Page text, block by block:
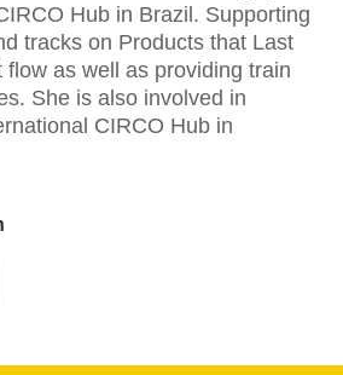
Hub in Brazil. Supporting
tracks on Products that Last
flow as well as providing train
She is also involved in
CIRCO Hub in